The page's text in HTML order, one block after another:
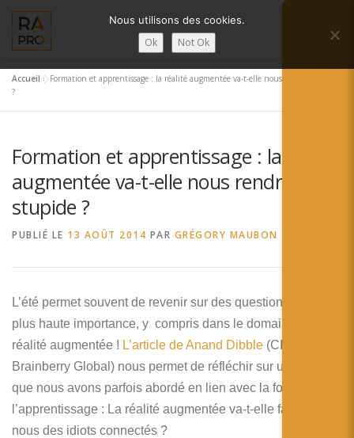
contenu
Menu
SERVICES RA’PRO ACTUALITÉ DE LA RA
CONTACTS
Deutsch
日本語
Español
Accueil »Formation et apprentissage : la réalité augmentée va-t-elle nous rendre stupide
?
Formation et apprentissage : la réalité
augmentée va-t-elle nous rendre
stupide ?
PUBLIÉ LE 13 AOÛT 2014 PAR GRÉGORY MAUBON
L’été permet souvent de revenir sur des questions de la
plus haute importance, y compris dans le domaine de la
réalité augmentée ! L’article de Anand Dibble (CIO de
Brainberry Global) nous permet de réfléchir sur un point
que nous avons parfois abordé en lien avec la formation et
l’apprentissage : La réalité augmentée va-t-elle faire de
nous des idiots connectés ?
Nous utilisons des cookies.
Ok Not Ok